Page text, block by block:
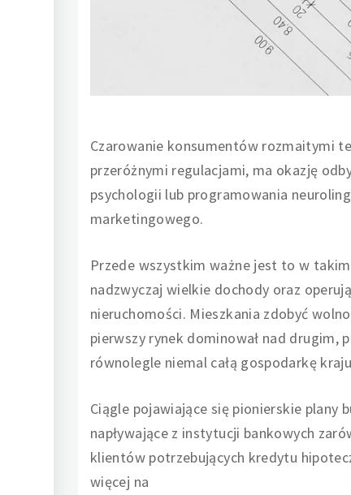
Czarowanie konsumentów rozmaitymi
przeróżnymi regulacjami, ma okazję
psychologii lub programowania
marketingowego.
Przede wszystkim ważne jest to w
nadzwyczaj wielkie dochody oraz
nieruchomości. Mieszkania zdobyć
pierwszy rynek dominował nad drugim,
równolegle niemal całą gospodarkę
Ciągle pojawiające się pionierskie plany
napływające z instytucji bankowych
klientów potrzebujących kredytu
więcej na